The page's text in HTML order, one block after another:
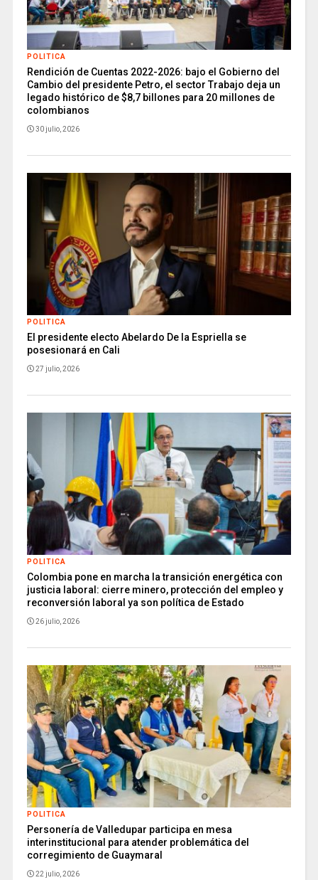
POLITICA
Rendición de Cuentas 2022-2026: bajo el Gobierno del
Cambio del presidente Petro, el sector Trabajo deja un
legado histórico de $8,7 billones para 20 millones de
colombianos
30 julio, 2026
POLITICA
El presidente electo Abelardo De la Espriella se
posesionará en Cali
27 julio, 2026
POLITICA
Colombia pone en marcha la transición energética con
justicia laboral: cierre minero, protección del empleo y
reconversión laboral ya son política de Estado
26 julio, 2026
POLITICA
Personería de Valledupar participa en mesa
interinstitucional para atender problemática del
corregimiento de Guaymaral
22 julio, 2026